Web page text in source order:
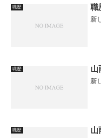
職歴 職
新
職歴 山
新
職歴 山